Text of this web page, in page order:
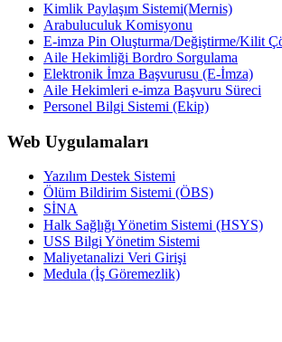
Kimlik Paylaşım Sistemi(Mernis)
Arabuluculuk Komisyonu
E-imza Pin Oluşturma/Değiştirme/Kilit
Aile Hekimliği Bordro Sorgulama
Elektronik İmza Başvurusu (E-İmza)
Aile Hekimleri e-imza Başvuru Süreci
Personel Bilgi Sistemi (Ekip)
Web Uygulamaları
Yazılım Destek Sistemi
Ölüm Bildirim Sistemi (ÖBS)
SİNA
Halk Sağlığı Yönetim Sistemi (HSYS)
USS Bilgi Yönetim Sistemi
Maliyetanalizi Veri Girişi
Medula (İş Göremezlik)